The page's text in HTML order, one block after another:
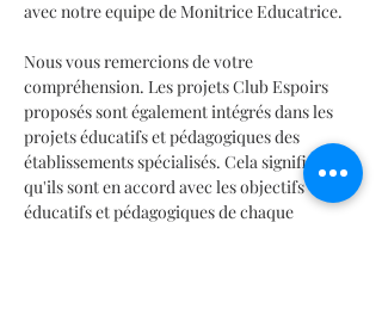
avec notre equipe de Monitrice Educatrice.
Nous vous remercions de votre
compréhension. Les projets Club Espoirs
proposés sont également intégrés dans les
projets éducatifs et pédagogiques des
établissements spécialisés. Cela signifie
qu'ils sont en accord avec les objectifs
éducatifs et pédagogiques de chaque